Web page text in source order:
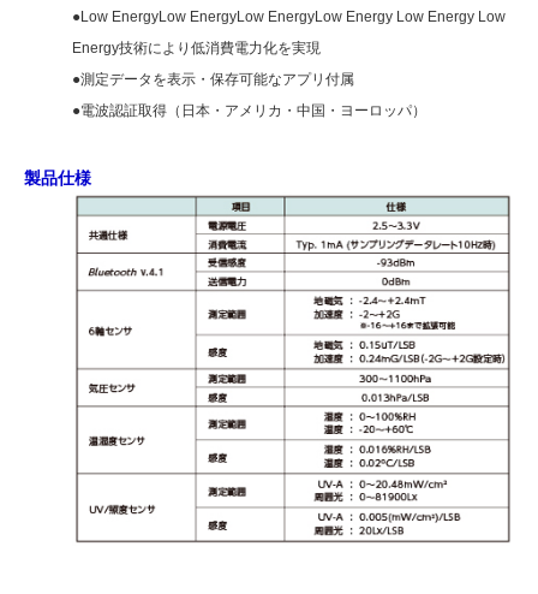
●Low EnergyLow EnergyLow EnergyLow Energy Low Energy Low
Energy技術により低消費電力化を実現
●測定データを表示・保存可能なアプリ付属
●電波認証取得（日本・アメリカ・中国・ヨーロッパ）
製品仕様